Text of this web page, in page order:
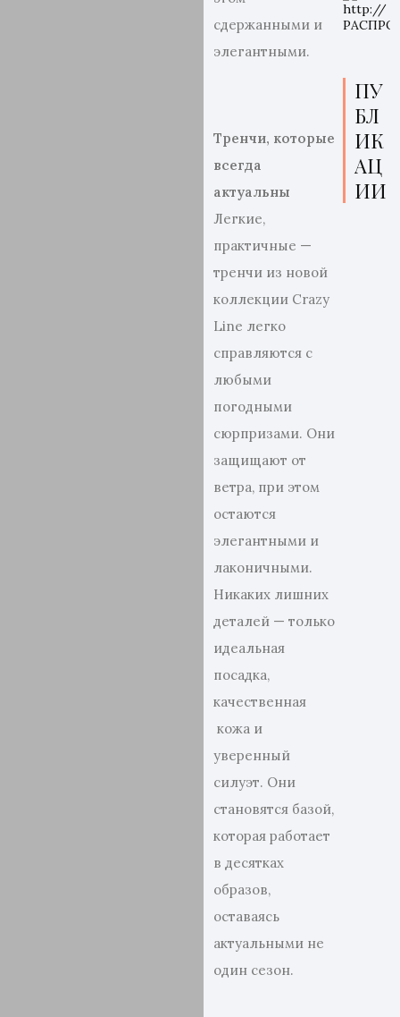
сдержанными и
элегантными.
Тренчи, которые
всегда
актуальны
Легкие,
практичные —
тренчи из новой
коллекции Crazy
Line легко
справляются с
любыми
погодными
сюрпризами. Они
защищают от
ветра, при этом
остаются
элегантными и
лаконичными.
Никаких лишних
деталей — только
идеальная
посадка,
качественная
кожа и
уверенный
силуэт. Они
становятся базой,
которая работает
в десятках
образов,
оставаясь
актуальными не
один сезон.
ПУ
БЛ
ИК
АЦ
ИИ